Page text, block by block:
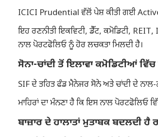
ICICI Prudential ਵੱਲੋਂ ਪੇਸ਼ ਕੀਤੀ ਗਈ
ਇਹ ਰਣਨੀਤੀ ਇਕਵਿਟੀ, ਡੈੱਟ, ਕਮੋਡਿਟੀ,
ਨਾਲ ਪੋਰਟਫੋਲਿਓ ਨੂੰ ਹੋਰ ਲਚਕਤਾ ਮਿਲਦੀ ਹੈ।
ਸੋਨਾ-ਚਾਂਦੀ ਤੋਂ ਇਲਾਵਾ ਕਮੋਡਿਟੀਆਂ ਵਿੱਚ
SIF ਦੇ ਤਹਿਤ ਫੰਡ ਮੈਨੇਜਰ ਸੋਨੇ ਅਤੇ ਚਾਂਦੀ ਦੇ
ਮਾਹਿਰਾਂ ਦਾ ਮੰਨਣਾ ਹੈ ਕਿ ਇਸ ਨਾਲ ਪੋਰਟਫੋਲਿਓ
ਬਾਜ਼ਾਰ ਦੇ ਹਾਲਾਤਾਂ ਮੁਤਾਬਕ ਬਦਲਦੀ ਹੈ